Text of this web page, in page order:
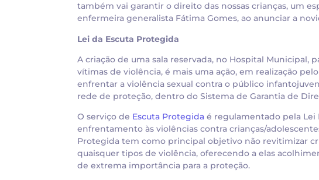
também vai garantir o direito das nossas crianças, um
enfermeira generalista Fátima Gomes, ao anunciar a
Lei da Escuta Protegida
A criação de uma sala reservada, no Hospital Municipal,
vítimas de violência, é mais uma ação, em realização
enfrentar a violência sexual contra o público
rede de proteção, dentro do Sistema de Garantia de
O serviço de Escuta Protegida é regulamentado pela Lei
enfrentamento às violências contra crianças/
Protegida tem como principal objetivo não revitimizar
quaisquer tipos de violência, oferecendo a elas
de extrema importância para a proteção.